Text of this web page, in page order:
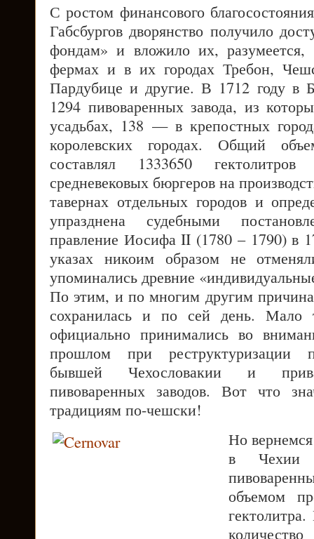
С ростом финансового
Габсбургов дворянство получило
фондам» и вложило их,
фермах и в их городах Требон,
Пардубице и другие. В 1712 году в
1294 пивоваренных завода, из
усадьбах, 138 — в крепостных
королевских городах. Общий
составлял 1333650
средневековых бюргеров на
тавернах отдельных городов и
упразднена судебными
правление Иосифа II (1780 – 1790) в
указах никоим образом не
упоминались древние
По этим, и по многим другим
сохранилась и по сей день. Мало
официально принимались во
прошлом при реструктуризации
бывшей Чехословакии и
пивоваренных заводов. Вот что
традициям по-чешски!
Но
в Чехии
объемом